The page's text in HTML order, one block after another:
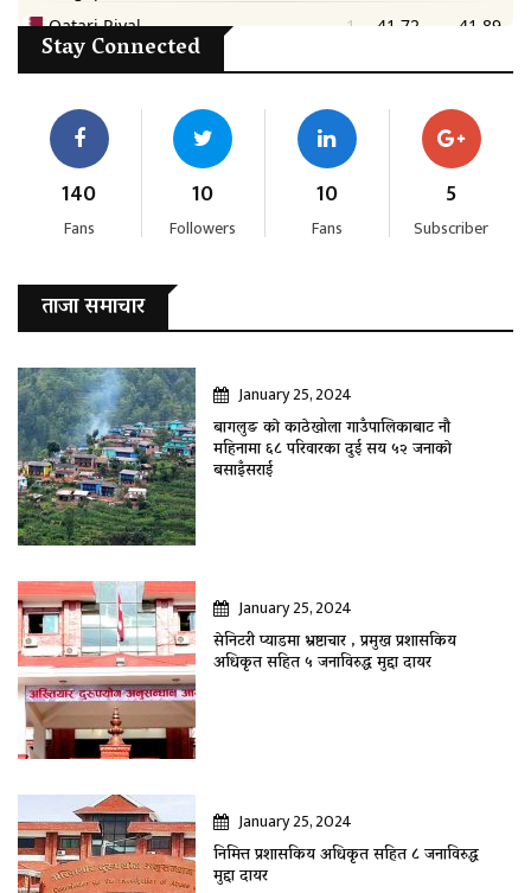
Stay Connected
140
Fans
10
Followers
10
Fans
5
Subscriber
ताजा समाचार
January 25, 2024
बागलुङ काे काठेखोला गाउँपालिकाबाट नौ
महिनामा ६८ परिवारका दुई सय ५२ जनाकाे
बसाइँसराई
January 25, 2024
सेनिटरी प्याडमा भ्रष्टाचार , प्रमुख प्रशासकिय
अधिकृत सहित ५ जनाविरुद्ध मुद्दा दायर
January 25, 2024
निमित्त प्रशासकिय अधिकृत सहित ८ जनाविरुद्ध
मुद्दा दायर